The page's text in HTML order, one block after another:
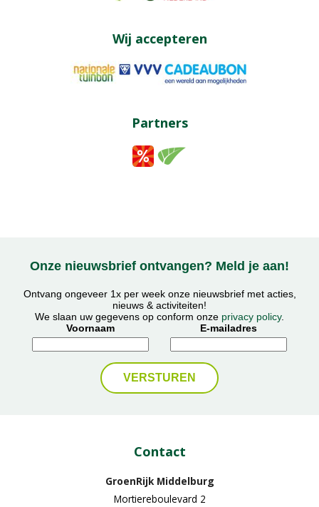
Wij accepteren
Partners
Onze nieuwsbrief ontvangen? Meld je aan!
Ontvang ongeveer 1x per week onze nieuwsbrief met acties,
nieuws & activiteiten!
We slaan uw gegevens op conform onze privacy policy.
Voornaam
E-mailadres
Contact
GroenRijk Middelburg​
Mortiereboulevard 2